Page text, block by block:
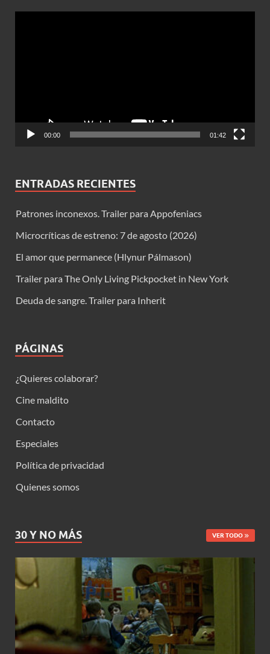
00:00 01:42
ENTRADAS RECIENTES
Patrones inconexos. Trailer para Appofeniacs
Microcríticas de estreno: 7 de agosto (2026)
El amor que permanece (Hlynur Pálmason)
Trailer para The Only Living Pickpocket in New York
Deuda de sangre. Trailer para Inherit
PÁGINAS
¿Quieres colaborar?
Cine maldito
Contacto
Especiales
Política de privacidad
Quienes somos
30 Y NO MÁS VER TODO